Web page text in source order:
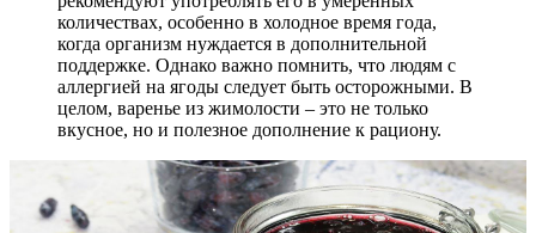
количествах, особенно в холодное время года,
когда организм нуждается в дополнительной
поддержке. Однако важно помнить, что людям с
аллергией на ягоды следует быть осторожными. В
целом, варенье из жимолости – это не только
вкусное, но и полезное дополнение к рациону.